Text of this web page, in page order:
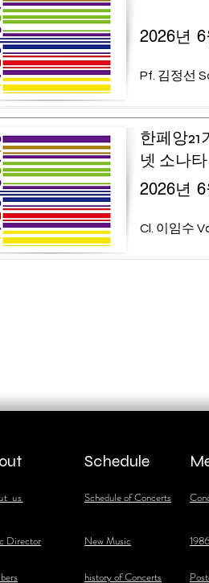
2026년
Pf. 김정선
한페앙21
넷 소나
2026년
Cl. 이임수
us
Director
Schedule
Schedule of Concerts
New Music
history of Concerts